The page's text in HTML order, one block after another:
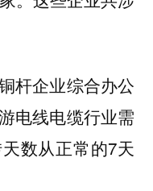
杆企业综合办公
电线电缆行业需
数从正常的7天